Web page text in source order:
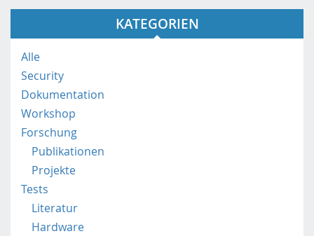
/
o
b
i
e
.
f
p
KATEGORIEN
Alle
Security
Dokumentation
Workshop
Forschung
Publikationen
Projekte
Tests
Literatur
Hardware